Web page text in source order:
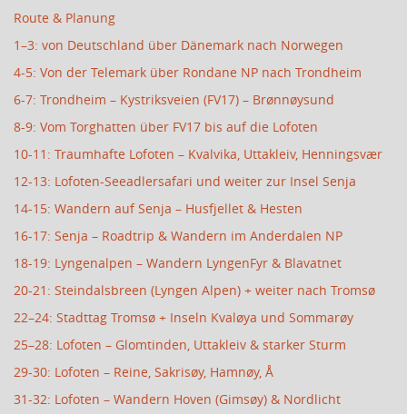
Route & Planung
1–3: von Deutschland über Dänemark nach Norwegen
4-5: Von der Telemark über Rondane NP nach Trondheim
6-7: Trondheim – Kystriksveien (FV17) – Brønnøysund
8-9: Vom Torghatten über FV17 bis auf die Lofoten
10-11: Traumhafte Lofoten – Kvalvika, Uttakleiv, Henningsvær
12-13: Lofoten-Seeadlersafari und weiter zur Insel Senja
14-15: Wandern auf Senja – Husfjellet & Hesten
16-17: Senja – Roadtrip & Wandern im Anderdalen NP
18-19: Lyngenalpen – Wandern LyngenFyr & Blavatnet
20-21: Steindalsbreen (Lyngen Alpen) + weiter nach Tromsø
22–24: Stadttag Tromsø + Inseln Kvaløya und Sommarøy
25–28: Lofoten – Glomtinden, Uttakleiv & starker Sturm
29-30: Lofoten – Reine, Sakrisøy, Hamnøy, Å
31-32: Lofoten – Wandern Hoven (Gimsøy) & Nordlicht